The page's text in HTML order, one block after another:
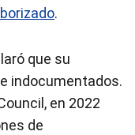
.
que su
indocumentados.
en 2022
de